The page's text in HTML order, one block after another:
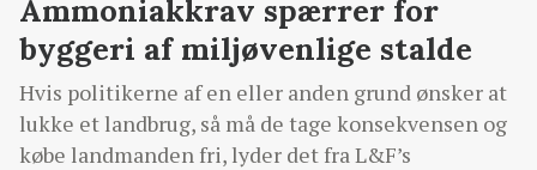
Ammoniakkrav spærrer for
byggeri af miljøvenlige stalde
Hvis politikerne af en eller anden grund ønsker at
lukke et landbrug, så må de tage konsekvensen og
købe landmanden fri, lyder det fra L&F’s